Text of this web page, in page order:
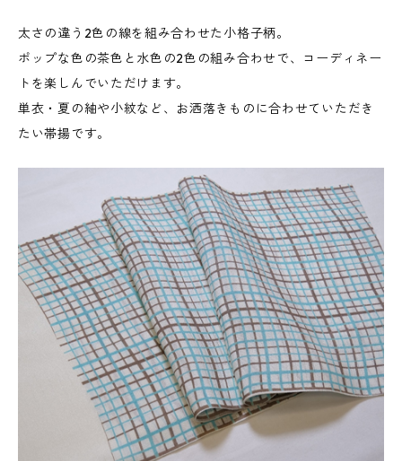
太さの違う2色の線を組み合わせた小格子柄。
ポップな色の茶色と水色の2色の組み合わせで、コーディネー
トを楽しんでいただけます。
単衣・夏の紬や小紋など、お洒落きものに合わせていただき
たい帯揚です。